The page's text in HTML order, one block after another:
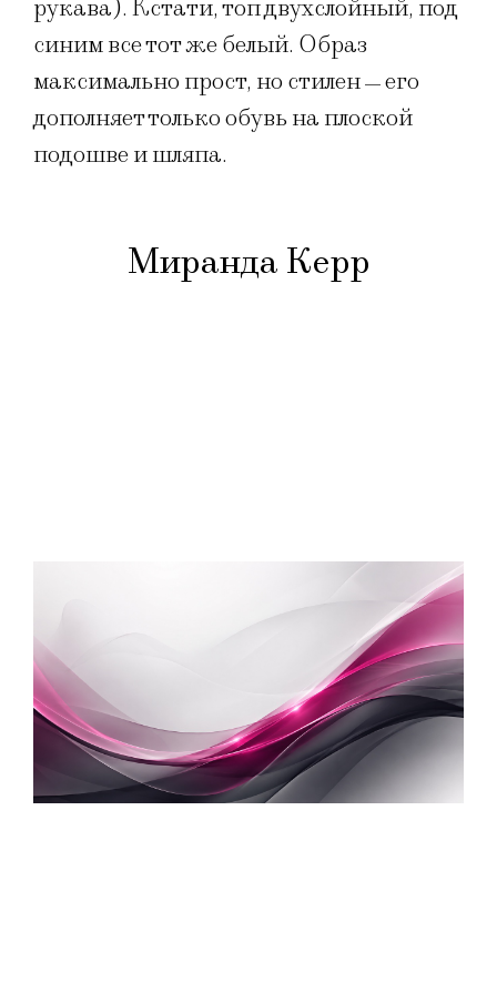
рукава). Кстати, топ двухслойный, под
синим все тот же белый. Образ
максимально прост, но стилен — его
дополняет только обувь на плоской
подошве и шляпа.
Миранда Керр